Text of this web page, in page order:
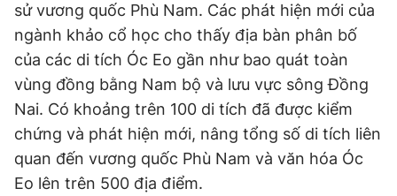
sử vương quốc Phù Nam. Các phát hiện mới của
ngành khảo cổ học cho thấy địa bàn phân bố
của các di tích Óc Eo gần như bao quát toàn
vùng đồng bằng Nam bộ và lưu vực sông Đồng
Nai. Có khoảng trên 100 di tích đã được kiểm
chứng và phát hiện mới, nâng tổng số di tích liên
quan đến vương quốc Phù Nam và văn hóa Óc
Eo lên trên 500 địa điểm.